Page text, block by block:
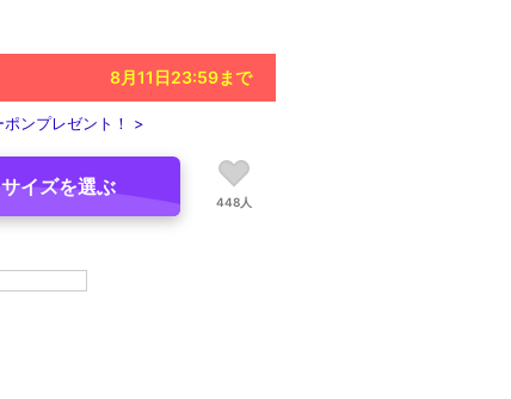
8月11日23:59まで
ポンプレゼント！ >
イズを選ぶ
448人